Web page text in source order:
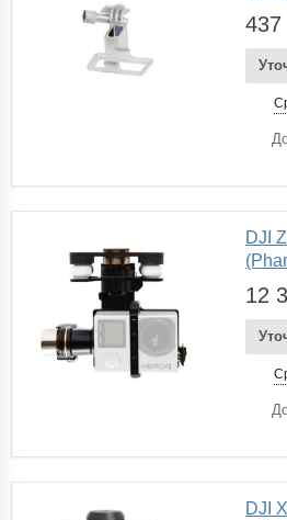
437
DJI
12
DJI